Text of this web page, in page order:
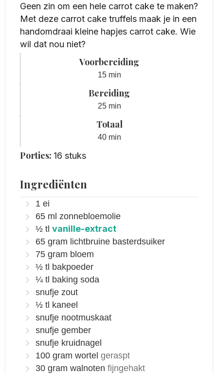
Geen zin om een hele carrot cake te maken?
Met deze carrot cake truffels maak je in een
handomdraai kleine hapjes carrot cake. Wie
wil dat nou niet?
Voorbereiding
15minuten
min
Bereiding
25minuten
min
Totaal
40minuten
min
Porties: 16 stuks
Ingrediënten
1 ei
65 ml zonnebloemolie
½ tl vanille-extract
65 gram lichtbruine basterdsuiker
75 gram bloem
½ tl bakpoeder
¼ tl baking soda
snufje zout
½ tl kaneel
snufje nootmuskaat
snufje gember
snufje kruidnagel
100 gram wortel geraspt
30 gram walnoten fijngehakt